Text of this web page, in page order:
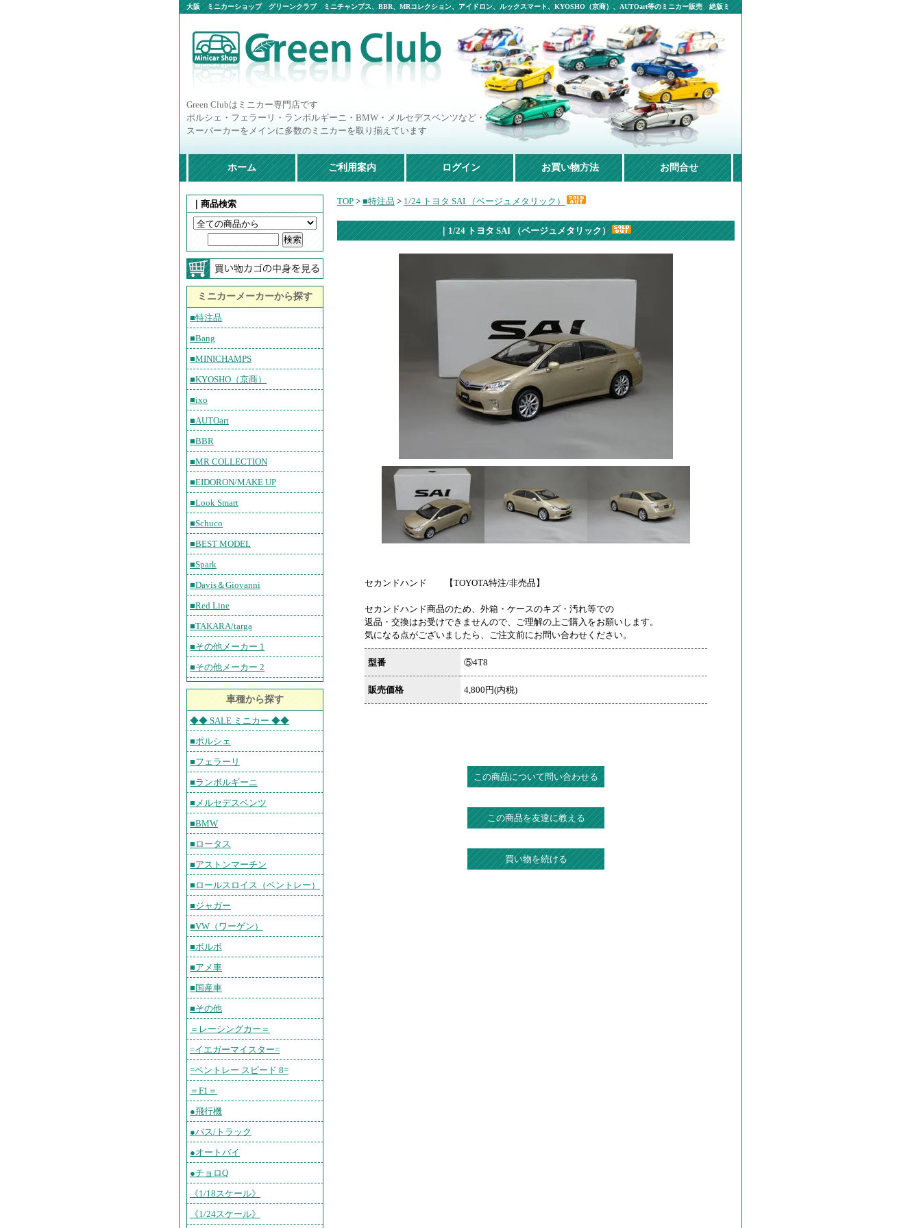
大阪 ミニカーショップ グリーンクラブ ミニチャンプス、BBR、MRコレクション、アイドロン、ルックスマート、KYOSHO（京商）、AUTOart等のミニカー販売 絶版ミ
Green Clubはミニカー専門店です
ポルシェ・フェラーリ・ランボルギーニ・BMW・メルセデスベンツなど・・・
スーパーカーをメインに多数のミニカーを取り揃えています
ホーム ご利用案内 ログイン お買い物方法 お問合せ
｜商品検索
ミニカーメーカーから探す
■特注品
■Bang
■MINICHAMPS
■KYOSHO（京商）
■ixo
■AUTOart
■BBR
■MR COLLECTION
■EIDORON/MAKE UP
■Look Smart
■Schuco
■BEST MODEL
■Spark
■Davis＆Giovanni
■Red Line
■TAKARA/targa
■その他メーカー 1
■その他メーカー 2
車種から探す
◆◆ SALE ミニカー ◆◆
■ポルシェ
■フェラーリ
■ランボルギーニ
■メルセデスベンツ
■BMW
■ロータス
■アストンマーチン
■ロールスロイス（ベントレー）
■ジャガー
■VW（ワーゲン）
■ボルボ
■アメ車
■国産車
■その他
＝レーシングカー＝
=イエガーマイスター=
=ベントレー スピード 8=
＝F1＝
●飛行機
●バス/トラック
●オートバイ
●チョロQ
《1/18スケール》
《1/24スケール》
TOP > ■特注品 > 1/24 トヨタ SAI （ベージュメタリック）
｜1/24 トヨタ SAI （ベージュメタリック）
セカンドハンド 【TOYOTA特注/非売品】
セカンドハンド商品のため、外箱・ケースのキズ・汚れ等での
返品・交換はお受けできませんので、ご理解の上ご購入をお願いします。
気になる点がございましたら、ご注文前にお問い合わせください。
型番 ⑤4T8
販売価格 4,800円(内税)
この商品について問い合わせる
この商品を友達に教える
買い物を続ける